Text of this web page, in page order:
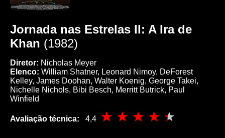
Jornada nas Estrelas II: A Ira de
Khan (1982)
Diretor: Nicholas Meyer
Elenco: William Shatner, Leonard Nimoy, DeForest
Kelley, James Doohan, Walter Koenig, George Takei,
Nichelle Nichols, Bibi Besch, Merritt Butrick, Paul
Winfield
Avaliação técnica: 4,4